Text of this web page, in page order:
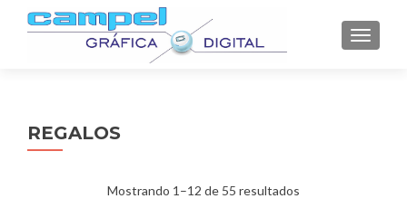
REGALOS
Mostrando 1–12 de 55 resultados